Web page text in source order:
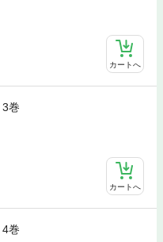
カートへ
巻
カートへ
巻